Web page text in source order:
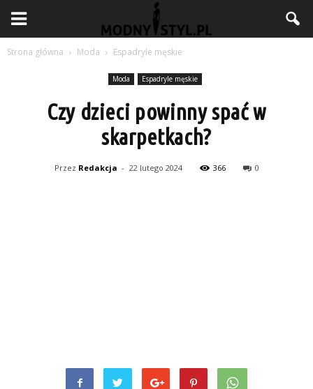
Strona główna Moda Espadryle męskie
Moda Espadryle męskie
Czy dzieci powinny spać w
skarpetkach?
Przez Redakcja - 22 lutego 2024 366 0